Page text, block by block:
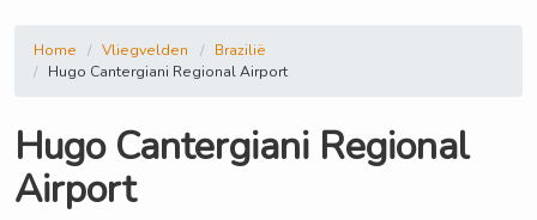
Home Vliegvelden
Brazilië
Hugo Cantergiani Regional Airport
Hugo Cantergiani Regional
Airport